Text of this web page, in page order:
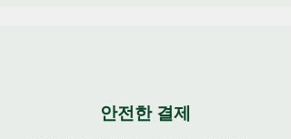
안전한 결제